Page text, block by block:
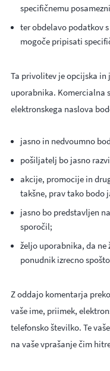
specifičnemu
ter obdelavo podatkov
mogoče pripisati
Ta privolitev je opcijska
uporabnika. Komercialna
elektronskega naslova
jasno in nedvoumno
pošiljatelj bo jasno
akcije, promocije in
takšne, prav tako bodo
jasno bo predstavljen
sporočil;
željo uporabnika, da
ponudnik izrecno
Z oddajo komentarja
vaše ime, priimek,
telefonsko številko. Te
na vaše vprašanje čim